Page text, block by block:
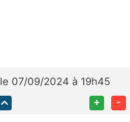
le 07/09/2024 à 19h45
+ -